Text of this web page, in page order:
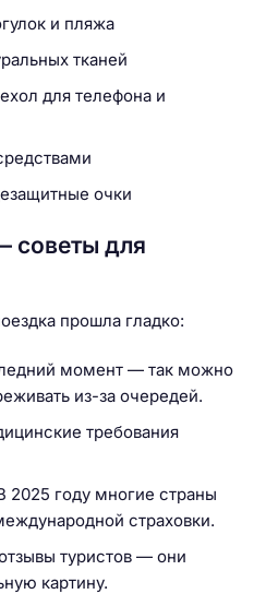
и пляжа
тканей
для телефона и
очки
советы для
прошла гладко:
момент — так можно
из-за очередей.
требования
2025 году многие страны
страховки.
туристов — они
картину.